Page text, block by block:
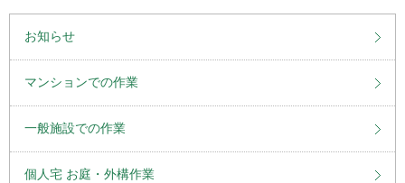
お知らせ
マンションでの作業
一般施設での作業
個人宅 お庭・外構作業